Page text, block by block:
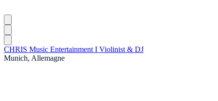
CHRIS Music Entertainment I Violinist & DJ
Munich, Allemagne